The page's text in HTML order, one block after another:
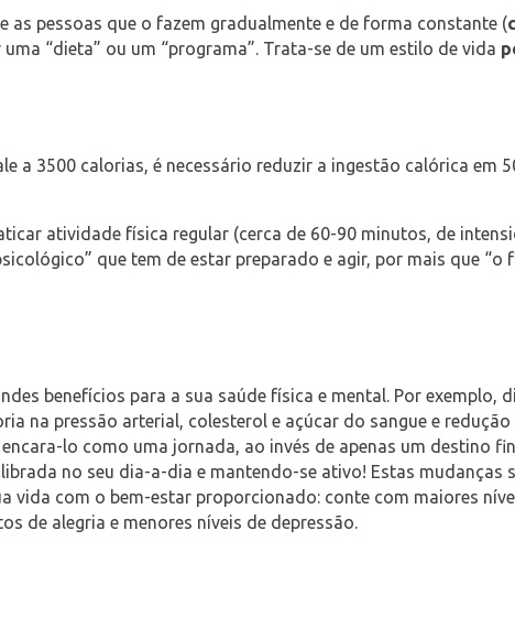
as pessoas que o fazem gradualmente e de forma constante (
“dieta” ou um “programa”. Trata-se de um estilo de vida
a 3500 calorias, é necessário reduzir a ingestão calórica em
atividade física regular (cerca de 60-90 minutos, de
que tem de estar preparado e agir, por mais que “o
benefícios para a sua saúde física e mental. Por exemplo,
na pressão arterial, colesterol e açúcar do sangue e
lo como uma jornada, ao invés de apenas um destino
no seu dia-a-dia e mantendo-se ativo! Estas mudanças
vida com o bem-estar proporcionado: conte com maiores
de alegria e menores níveis de depressão.